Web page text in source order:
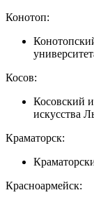
Конотоп:
Косов:
Косовский
искусства
Краматорск:
Красноармейск: